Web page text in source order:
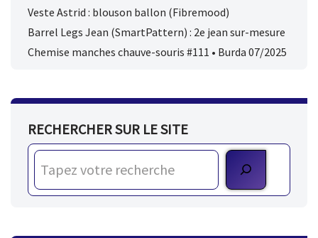
Veste Astrid : blouson ballon (Fibremood)
Barrel Legs Jean (SmartPattern) : 2e jean sur-mesure
Chemise manches chauve-souris #111 • Burda 07/2025
RECHERCHER SUR LE SITE